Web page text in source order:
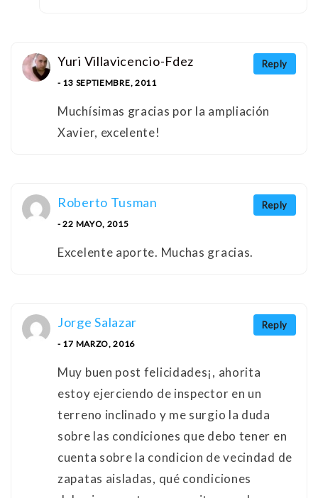
Reply
Yuri Villavicencio-Fdez
- 13 SEPTIEMBRE, 2011
Muchísimas gracias por la ampliación
Xavier, excelente!
Reply
Roberto Tusman
- 22 MAYO, 2015
Excelente aporte. Muchas gracias.
Reply
Jorge Salazar
- 17 MARZO, 2016
Muy buen post felicidades¡, ahorita
estoy ejerciendo de inspector en un
terreno inclinado y me surgio la duda
sobre las condiciones que debo tener en
cuenta sobre la condicion de vecindad de
zapatas aisladas, qué condiciones